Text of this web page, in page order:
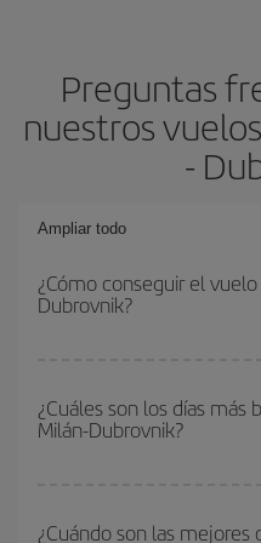
Preguntas
nuestros
-
Ampliar todo
¿Cómo conseguir el
Dubrovnik?
conseguir el vuelo más barato
compras con antelación y
¿Cuáles son los días más
Milán-Dubrovnik?
que empezar una consulta en
¿Cuándo son las